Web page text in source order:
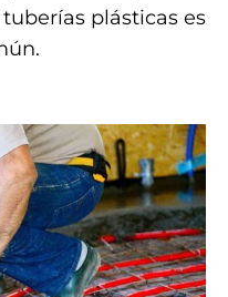
plásticas es